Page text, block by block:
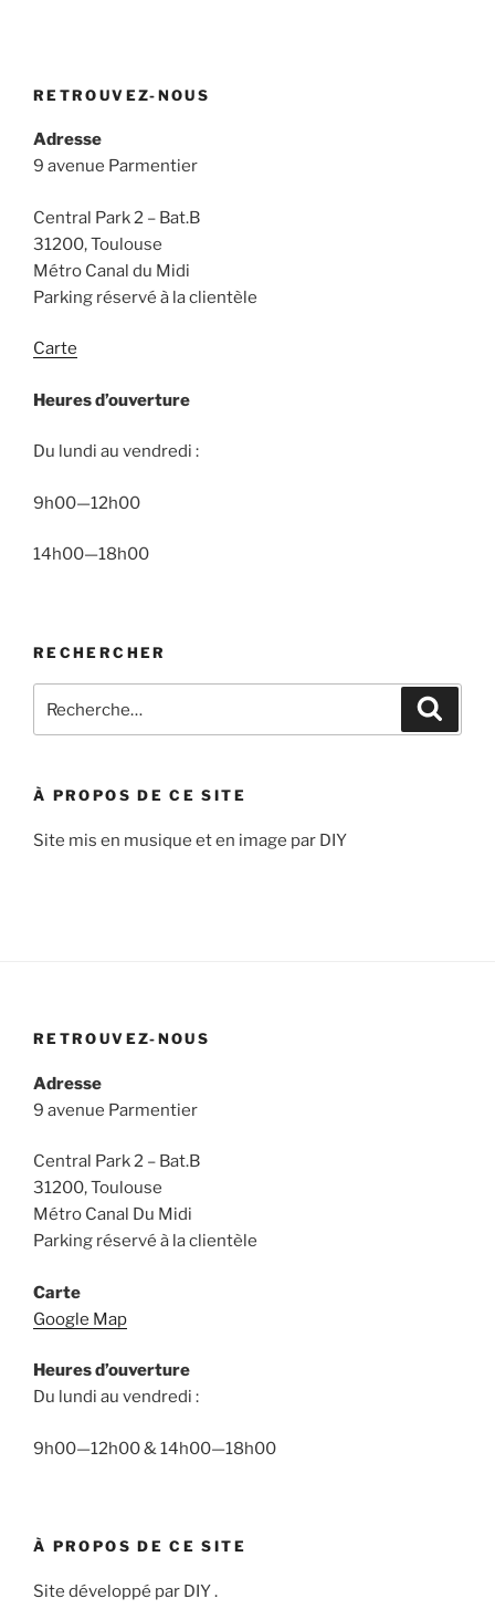
RETROUVEZ-NOUS
Adresse
9 avenue Parmentier
Central Park 2 – Bat.B
31200, Toulouse
Métro Canal du Midi
Parking réservé à la clientèle
Carte
Heures d’ouverture
Du lundi au vendredi :
9h00—12h00
14h00—18h00
RECHERCHER
pour
À PROPOS DE CE SITE
Site mis en musique et en image par DIY
RETROUVEZ-NOUS
Adresse
9 avenue Parmentier
Central Park 2 – Bat.B
31200, Toulouse
Métro Canal Du Midi
Parking réservé à la clientèle
Carte
Google Map
Heures d’ouverture
Du lundi au vendredi :
9h00—12h00 & 14h00—18h00
À PROPOS DE CE SITE
Site développé par DIY .